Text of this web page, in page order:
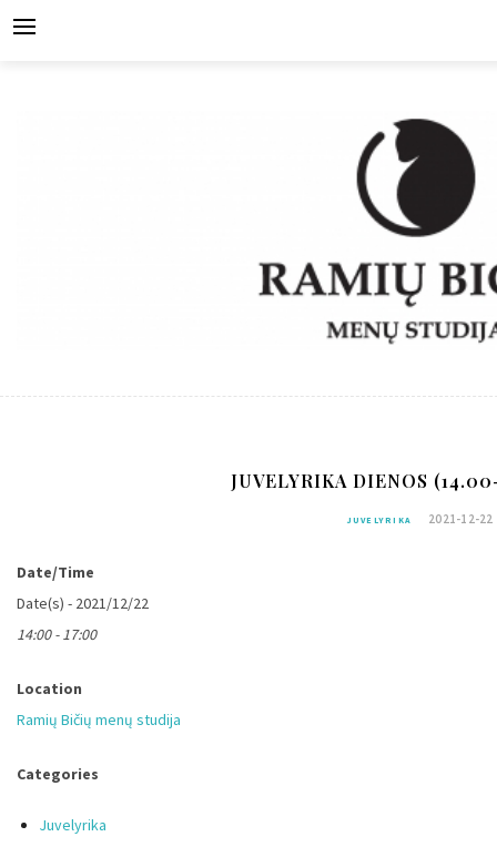
JUVELYRIKA DIENOS
JUVELYRIKA 2021-12-22
Date/Time
Date(s) - 2021/12/22
14:00 - 17:00
Location
Ramių Bičių menų studija
Categories
Juvelyrika